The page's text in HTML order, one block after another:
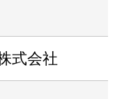
式会社